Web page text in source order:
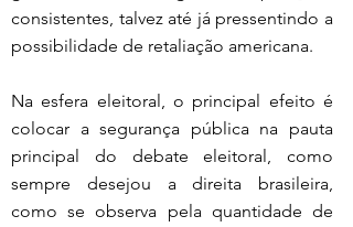
consistentes, talvez até já pressentindo a
possibilidade de retaliação americana.
Na esfera eleitoral, o principal efeito é
colocar a segurança pública na pauta
principal do debate eleitoral, como
sempre desejou a direita brasileira,
como se observa pela quantidade de